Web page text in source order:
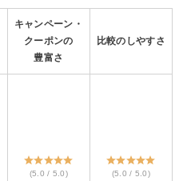
キャンペーン・
クーポンの
豊富さ
比較のしやすさ
(5.0 / 5.0) (5.0 / 5.0)